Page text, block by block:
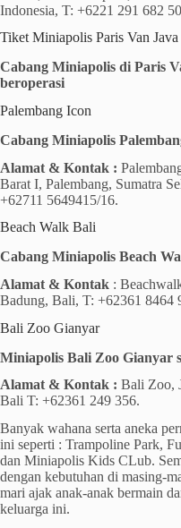
Indonesia, T: +6221 291 682
Tiket Miniapolis Paris Van
Cabang Miniapolis di Paris
beroperasi
Palembang Icon
Cabang Miniapolis
Alamat & Kontak :
Barat I, Palembang, Sumatra
+62711 5649415/16.
Beach Walk Bali
Cabang Miniapolis Beach
Alamat & Kontak :
Badung, Bali, T: +62361 8464
Bali Zoo Gianyar
Miniapolis Bali Zoo Gianyar
Alamat & Kontak : Bali Zoo,
Bali T: +62361 249 356.
Banyak wahana serta aneka
ini seperti : Trampoline Park,
dan Miniapolis Kids CLub.
dengan kebutuhan di masing-
mari ajak anak-anak bermain
keluarga ini.